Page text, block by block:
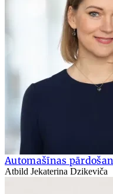
Automašīnas
Atbild Jekaterina Dzikeviča